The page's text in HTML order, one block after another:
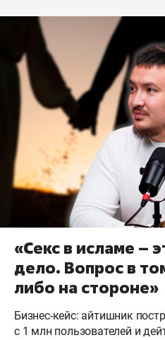
«Секс в исламе –
дело. Вопрос в
либо на стороне»
Бизнес-кейс: айтишник
с 1 млн пользователей и